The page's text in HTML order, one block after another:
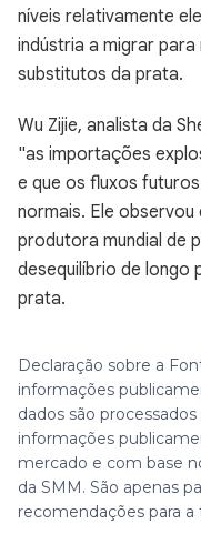
níveis relativamente
indústria a migrar
substitutos da prata.
Wu Zijie, analista da
"as importações
e que os fluxos
normais. Ele observou
produtora mundial de
desequilíbrio de longo
prata.
Declaração sobre a
informações
dados são
informações
mercado e com base
da SMM. São apenas
recomendações para